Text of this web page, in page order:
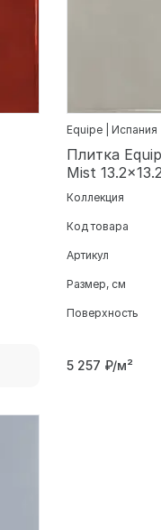
Equipe | Испания
Плитка
Mist 13.2x13.2
Коллекция
Код товара
Артикул
Размер, см
Поверхность
5 257 ₽/м²